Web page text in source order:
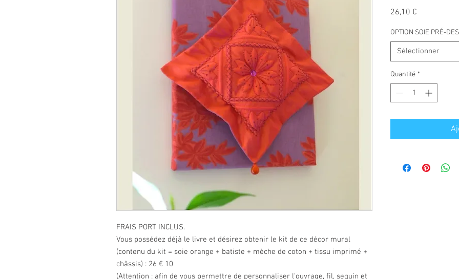
FRAIS PORT INCLUS.
Vous possédez déjà le livre et désirez obtenir le kit de ce décor mural
(contenu du kit = soie orange + batiste + mèche de coton + tissu imprimé +
châssis) : 26 € 10
(Attention : afin de vous permettre de personnaliser l'ouvrage, fil, sequin et
26,10 €
OPTION SOIE PRÉ-
Sélectionner
Quantité *